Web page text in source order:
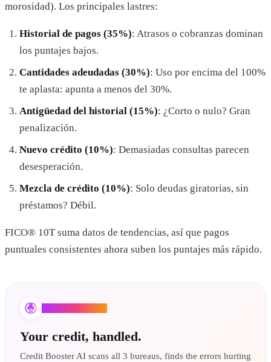
morosidad). Los principales lastres:
Historial de pagos (35%): Atrasos o cobranzas dominan
los puntajes bajos.
Cantidades adeudadas (30%): Uso por encima del 100%
te aplasta: apunta a menos del 30%.
Antigüedad del historial (15%): ¿Corto o nulo? Gran
penalización.
Nuevo crédito (10%): Demasiadas consultas parecen
desesperación.
Mezcla de crédito (10%): Solo deudas giratorias, sin
préstamos? Débil.
FICO® 10T suma datos de tendencias, así que pagos
puntuales consistentes ahora suben los puntajes más rápido.
Your credit, handled.
Credit Booster AI scans all 3 bureaus, finds the errors hurting